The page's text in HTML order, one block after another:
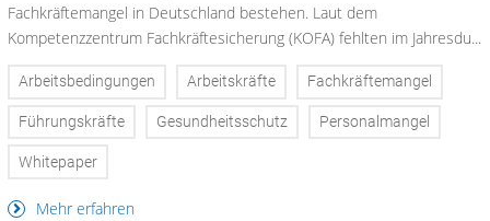
Fachkräftemangel in Deutschland bestehen. Laut dem
Kompetenzzentrum Fachkräftesicherung (KOFA) fehlten im Jahresdu...
Arbeitsbedingungen Arbeitskräfte Fachkräftemangel
Führungskräfte Gesundheitsschutz Personalmangel
Whitepaper
Mehr erfahren